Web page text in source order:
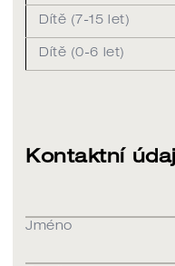
Dítě (7-15 let)
Dítě (0-6 let)
Kontaktní
Jméno